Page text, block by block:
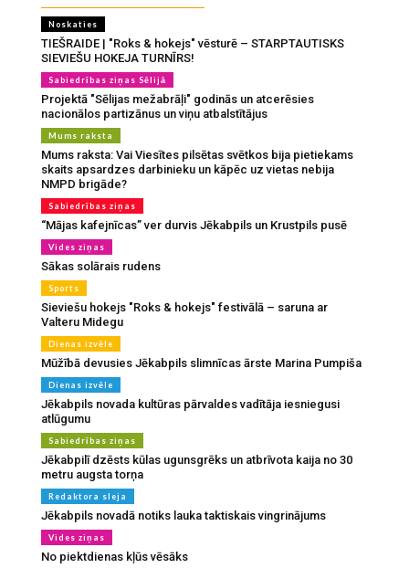
Noskaties
TIEŠRAIDE | "Roks & hokejs" vēsturē – STARPTAUTISKS
SIEVIEŠU HOKEJA TURNĪRS!
Sabiedrības ziņas Sēlijā
Projektā "Sēlijas mežabrāļi" godinās un atcerēsies
nacionālos partizānus un viņu atbalstītājus
Mums raksta
Mums raksta: Vai Viesītes pilsētas svētkos bija pietiekams
skaits apsardzes darbinieku un kāpēc uz vietas nebija
NMPD brigāde?
Sabiedrības ziņas
“Mājas kafejnīcas” ver durvis Jēkabpils un Krustpils pusē
Vides ziņas
Sākas solārais rudens
Sports
Sieviešu hokejs "Roks & hokejs" festivālā – saruna ar
Valteru Midegu
Dienas izvēle
Mūžībā devusies Jēkabpils slimnīcas ārste Marina Pumpiša
Dienas izvēle
Jēkabpils novada kultūras pārvaldes vadītāja iesniegusi
atlūgumu
Sabiedrības ziņas
Jēkabpilī dzēsts kūlas ugunsgrēks un atbrīvota kaija no 30
metru augsta torņa
Redaktora sleja
Jēkabpils novadā notiks lauka taktiskais vingrinājums
Vides ziņas
No piektdienas kļūs vēsāks